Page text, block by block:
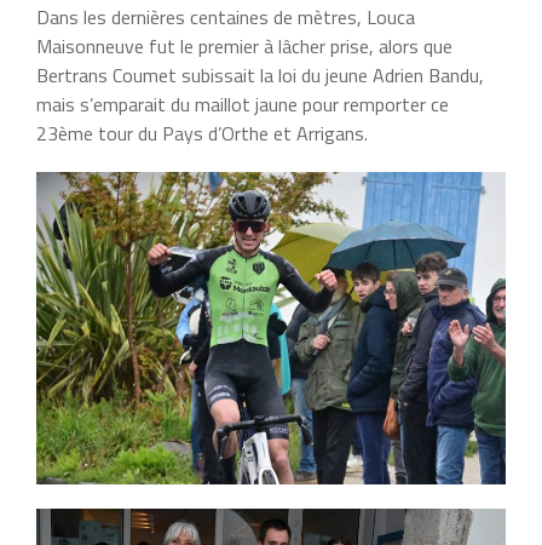
Dans les dernières centaines de mètres, Louca
Maisonneuve fut le premier à lâcher prise, alors que
Bertrans Coumet subissait la loi du jeune Adrien Bandu,
mais s’emparait du maillot jaune pour remporter ce
23ème tour du Pays d’Orthe et Arrigans.